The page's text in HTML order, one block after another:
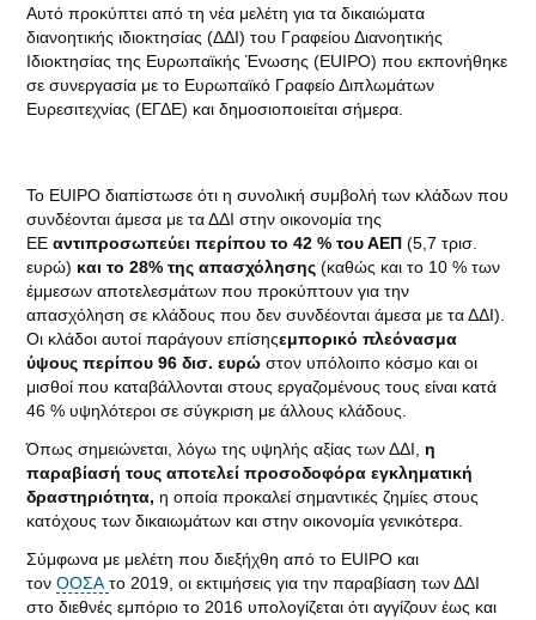
Αυτό προκύπτει από τη νέα μελέτη για τα δικαιώματα
διανοητικής ιδιοκτησίας (ΔΔΙ) του Γραφείου Διανοητικής
Ιδιοκτησίας της Ευρωπαϊκής Ένωσης (EUIPO) που εκπονήθηκε
σε συνεργασία με το Ευρωπαϊκό Γραφείο Διπλωμάτων
Ευρεσιτεχνίας (ΕΓΔΕ) και δημοσιοποιείται σήμερα.
Το EUIPO διαπίστωσε ότι η συνολική συμβολή των κλάδων που
συνδέονται άμεσα με τα ΔΔΙ στην οικονομία της
ΕΕ αντιπροσωπεύει περίπου το 42 % του ΑΕΠ (5,7 τρισ.
ευρώ) και το 28% της απασχόλησης (καθώς και το 10 % των
έμμεσων αποτελεσμάτων που προκύπτουν για την
απασχόληση σε κλάδους που δεν συνδέονται άμεσα με τα ΔΔΙ).
Οι κλάδοι αυτοί παράγουν επίσηςεμπορικό πλεόνασμα
ύψους περίπου 96 δισ. ευρώ στον υπόλοιπο κόσμο και οι
μισθοί που καταβάλλονται στους εργαζομένους τους είναι κατά
46 % υψηλότεροι σε σύγκριση με άλλους κλάδους.
Όπως σημειώνεται, λόγω της υψηλής αξίας των ΔΔΙ, η
παραβίασή τους αποτελεί προσοδοφόρα εγκληματική
δραστηριότητα, η οποία προκαλεί σημαντικές ζημίες στους
κατόχους των δικαιωμάτων και στην οικονομία γενικότερα.
Σύμφωνα με μελέτη που διεξήχθη από το EUIPO και
τον ΟΟΣΑ το 2019, οι εκτιμήσεις για την παραβίαση των ΔΔΙ
στο διεθνές εμπόριο το 2016 υπολογίζεται ότι αγγίζουν έως και